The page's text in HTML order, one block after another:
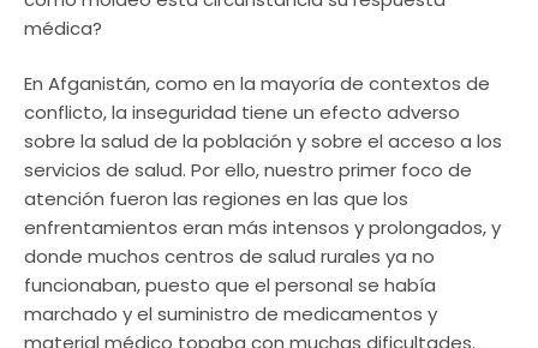
médica?
En Afganistán, como en la mayoría de contextos de
conflicto, la inseguridad tiene un efecto adverso
sobre la salud de la población y sobre el acceso a los
servicios de salud. Por ello, nuestro primer foco de
atención fueron las regiones en las que los
enfrentamientos eran más intensos y prolongados, y
donde muchos centros de salud rurales ya no
funcionaban, puesto que el personal se había
marchado y el suministro de medicamentos y